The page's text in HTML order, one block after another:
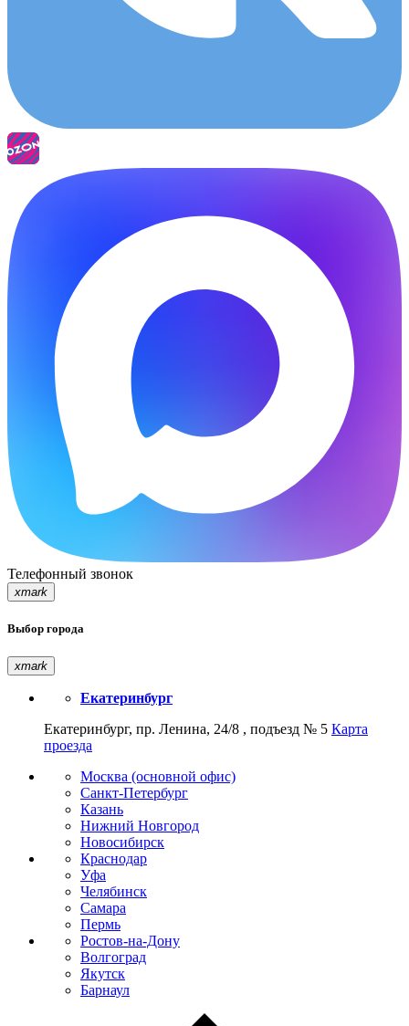
Телефонный звонок
xmark
Выбор города
xmark
Екатеринбург
Екатеринбург, пр. Ленина, 24/8 , подъезд № 5 Карта
проезда
Москва (основной офис)
Санкт-Петербург
Казань
Нижний Новгород
Новосибирск
Краснодар
Уфа
Челябинск
Самара
Пермь
Ростов-на-Дону
Волгоград
Якутск
Барнаул